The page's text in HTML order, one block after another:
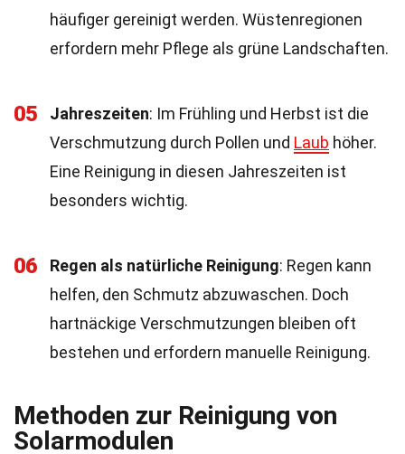
häufiger gereinigt werden. Wüstenregionen
erfordern mehr Pflege als grüne Landschaften.
05 Jahreszeiten: Im Frühling und Herbst ist die
Verschmutzung durch Pollen und Laub höher.
Eine Reinigung in diesen Jahreszeiten ist
besonders wichtig.
06 Regen als natürliche Reinigung: Regen kann
helfen, den Schmutz abzuwaschen. Doch
hartnäckige Verschmutzungen bleiben oft
bestehen und erfordern manuelle Reinigung.
Methoden zur Reinigung von
Solarmodulen